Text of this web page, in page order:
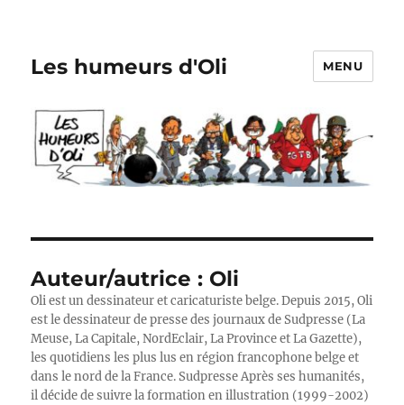
Les humeurs d'Oli MENU
Auteur/autrice : Oli
Oli est un dessinateur et caricaturiste belge. Depuis 2015, Oli
est le dessinateur de presse des journaux de Sudpresse (La
Meuse, La Capitale, NordEclair, La Province et La Gazette),
les quotidiens les plus lus en région francophone belge et
dans le nord de la France. Sudpresse Après ses humanités,
il décide de suivre la formation en illustration (1999-2002)